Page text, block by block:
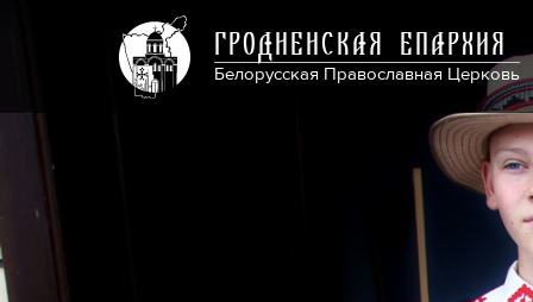
ГРОДНЕНСКАЯ ЕПАРХИЯ
Белорусская Православная Церковь